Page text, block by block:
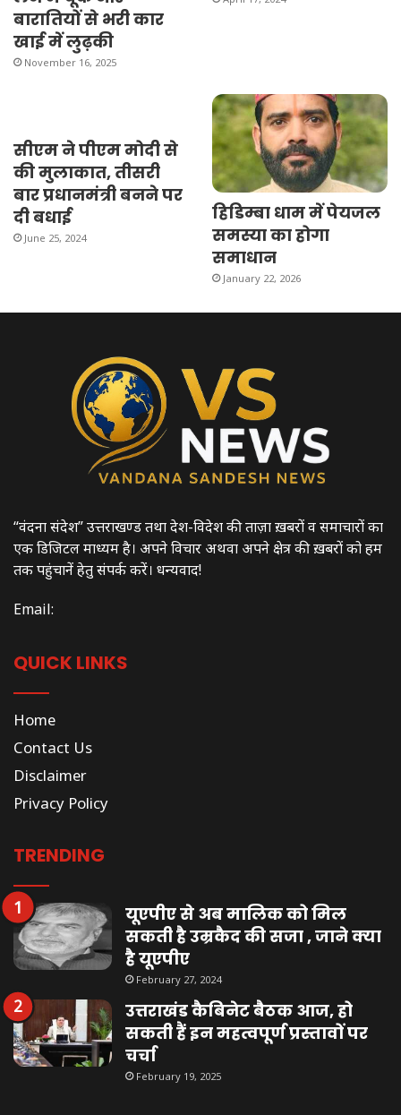
बारातियों से भरी कार
खाई में लुढ़की
November 16, 2025
सीएम ने पीएम मोदी से
की मुलाकात, तीसरी
बार प्रधानमंत्री बनने पर
दी बधाई
June 25, 2024
हिडिम्बा धाम में पेयजल
समस्या का होगा
समाधान
January 22, 2026
“वंदना संदेश” उत्तराखण्ड तथा देश-विदेश की ताज़ा ख़बरों व समाचारों का
एक डिजिटल माध्यम है। अपने विचार अथवा अपने क्षेत्र की ख़बरों को हम
तक पहुंचानें हेतु संपर्क करें। धन्यवाद!
Email:
QUICK LINKS
Home
Contact Us
Disclaimer
Privacy Policy
TRENDING
यूएपीए से अब मालिक को मिल
सकती है उम्रकैद की सजा , जाने क्या
है यूएपीए
February 27, 2024
उत्तराखंड कैबिनेट बैठक आज, हो
सकती हैं इन महत्वपूर्ण प्रस्तावों पर
चर्चा
February 19, 2025